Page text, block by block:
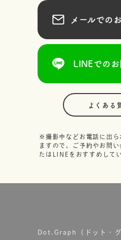
メールでのお
LINEでのお
よくある
※撮影中などお電話に出ら
ますので、ご予約やお問
たはLINEをおすすめして
Dot.Graph（ドット・